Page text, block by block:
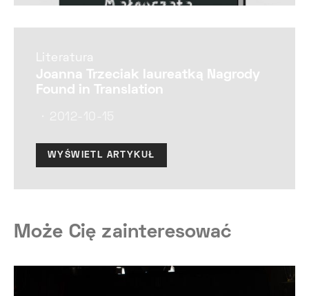
Literatura
Joanna Trzeciak laureatką Nagrody
Found in Translation
WYŚWIETL ARTYKUŁ
Może Cię zainteresować